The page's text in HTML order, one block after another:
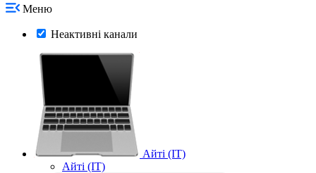
Меню
Неактивні канали
Айті (IT)
Айті (IT)